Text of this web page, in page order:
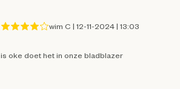
wim C | 12-11-2024| 13:03
is oke doet het in onze bladblazer